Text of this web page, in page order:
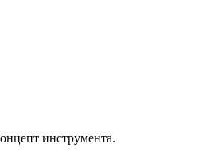
инструмента.